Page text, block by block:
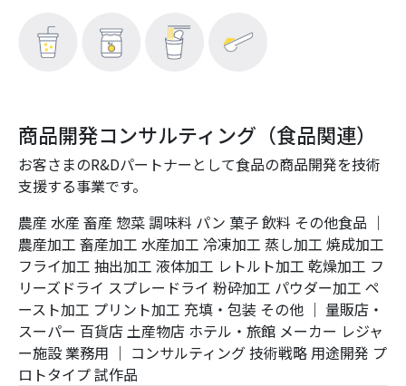
商品開発コンサルティング（食品関連）
お客さまのR&Dパートナーとして食品の商品開発を技術
支援する事業です。
農産 水産 畜産 惣菜調味料 パン 菓子飲料 その他食品 ｜
農産加工 畜産加工 水産加工 冷凍加工 蒸し加工 焼成加工
フライ加工 抽出加工 液体加工 レトルト加工 乾燥加工 フ
リーズドライ スプレードライ 粉砕加工 パウダー加工 ペ
ースト加工 プリント加工 充填・包装 その他 ｜ 量販店・
スーパー 百貨店土産物店 ホテル・旅館 メーカー レジャ
ー施設業務用 ｜ コンサルティング技術戦略 用途開発 プ
ロトタイプ試作品